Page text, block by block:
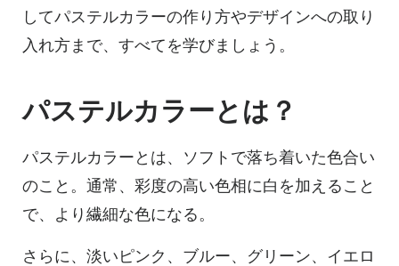
してパステルカラーの作り方やデザインへの取り
入れ方まで、すべてを学びましょう。
パステルカラーとは？
パステルカラーとは、ソフトで落ち着いた色合い
のこと。通常、彩度の高い色相に白を加えること
で、より繊細な色になる。
さらに、淡いピンク、ブルー、グリーン、イエロ